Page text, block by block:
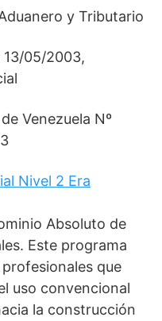
y Tributario
05/2003,
Venezuela Nº
Nivel 2 Era
Absoluto de
Este programa
que
uso convencional
la construcción